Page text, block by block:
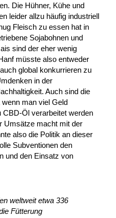
Die Hühner, Kühe und
leider allzu häufig industriell
Fleisch zu essen hat in
Sojabohnen und
sind der eher wenig
müsste also entweder
global konkurrieren zu
in der
Auch sind die
man viel Geld
CBD-Öl verarbeitet werden
Umsätze macht mit der
also die Politik an dieser
Subventionen den
und den Einsatz von
weltweit etwa 336
Fütterung